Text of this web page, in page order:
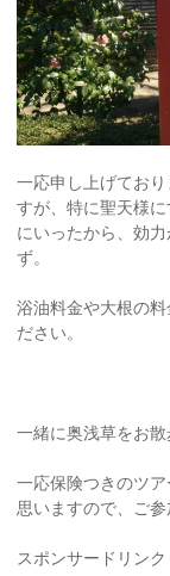
一応申し上げてお
すが、特に聖天様
にいったから、効
ず。
浴油料金や大根の
ださい。
一緒に奥浅草をお
一応保険つきのツ
思いますので、ご
スポンサードリンク